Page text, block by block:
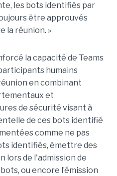
les bots identifiés par
être approuvés
la réunion. »
la capacité de Teams
humains
en combinant
et
de sécurité visant à
de ces bots identifié
comme ne pas
identifiés, émettre des
lors de l'admission de
ou encore l’émission